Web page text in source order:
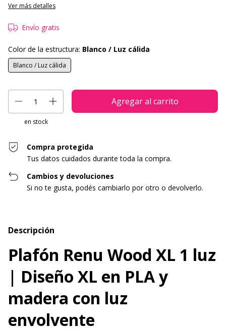
Ver más detalles
Envío gratis
Color de la estructura: Blanco / Luz cálida
Blanco / Luz cálida
en stock
Compra protegida
Tus datos cuidados durante toda la compra.
Cambios y devoluciones
Si no te gusta, podés cambiarlo por otro o devolverlo.
Descripción
Plafón Renu Wood XL 1 luz
| Diseño XL en PLA y
madera con luz
envolvente